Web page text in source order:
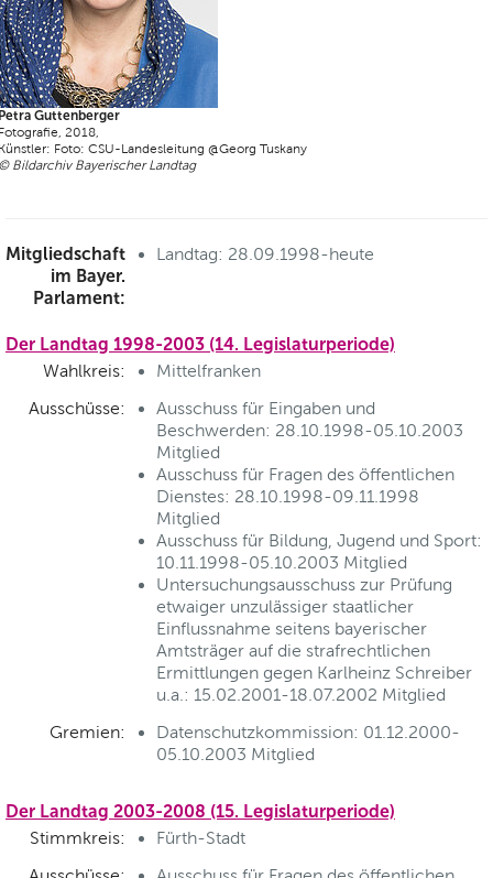
Guttenberger
2018,
Foto: CSU-Landesleitung @Georg Tuskany
Bildarchiv Bayerischer Landtag
Mitgliedschaft
im Bayer.
Parlament:
Landtag: 28.09.1998-heute
Der Landtag 1998-2003 (14. Legislaturperiode)
Wahlkreis:
Mittelfranken
Ausschüsse:
Ausschuss für Eingaben und
Beschwerden: 28.10.1998-05.10.2003
Mitglied
Ausschuss für Fragen des öffentlichen
Dienstes: 28.10.1998-09.11.1998
Mitglied
Ausschuss für Bildung, Jugend und Sport:
10.11.1998-05.10.2003 Mitglied
Untersuchungsausschuss zur Prüfung
etwaiger unzulässiger staatlicher
Einflussnahme seitens bayerischer
Amtsträger auf die strafrechtlichen
Ermittlungen gegen Karlheinz Schreiber
u.a.: 15.02.2001-18.07.2002 Mitglied
Gremien:
Datenschutzkommission: 01.12.2000-
05.10.2003 Mitglied
Der Landtag 2003-2008 (15. Legislaturperiode)
Stimmkreis:
Fürth-Stadt